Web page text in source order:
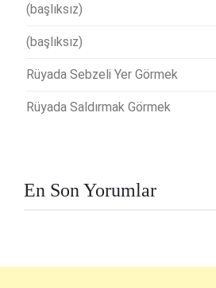
(başlıksız)
(başlıksız)
Rüyada Sebzeli Yer Görmek
Rüyada Saldırmak Görmek
En Son Yorumlar